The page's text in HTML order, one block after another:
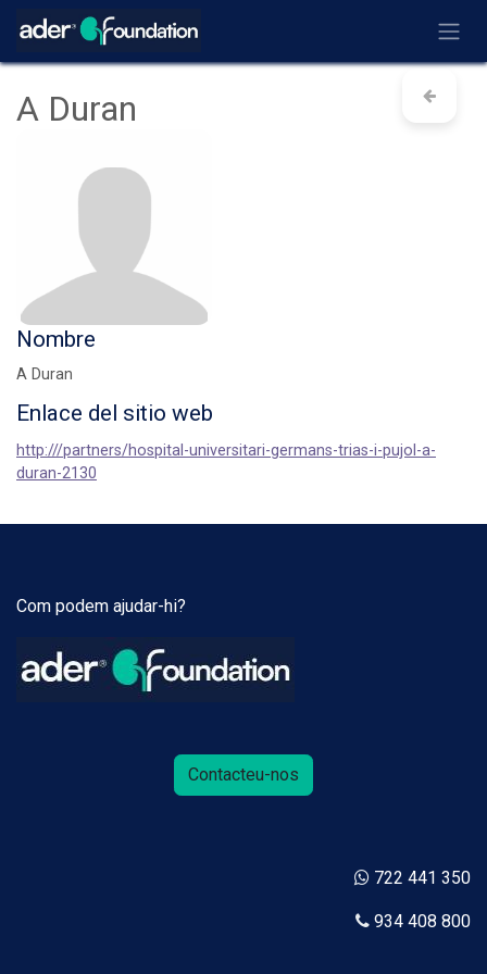
Ir al contenido
A Duran
Nombre
A Duran
Enlace del sitio web
http:///partners/hospital-universitari-germans-trias-i-pujol-a-
duran-2130
Com podem ajudar-hi?
Contacteu-nos
722 441 350
934 408 800